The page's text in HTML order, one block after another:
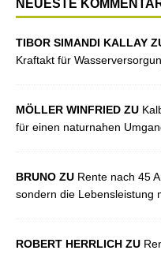
NEUESTE
TIBOR SIMANDI KALLAY
Kraftakt für
MÖLLER WINFRIED ZU
für einen naturnahen
BRUNO ZU Rente nach 45
sondern die Lebensleistung
ROBERT HERRLICH ZU